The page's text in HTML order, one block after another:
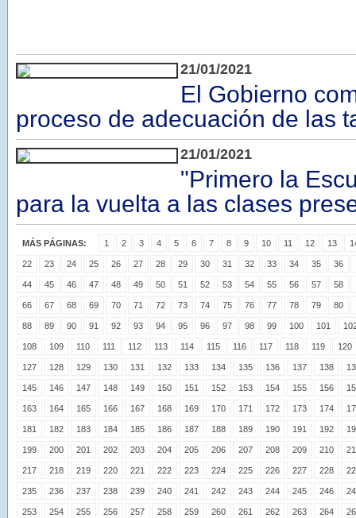
21/01/2021
El Gobierno
proceso de adecuación de las
21/01/2021
"Primero la
para la vuelta a las clases
MÁS PÁGINAS: 1 2 3 4 5 6 7 8 9 10 11 12 13
22 23 24 25 26 27 28 29 30 31 32 33 34 35 36
44 45 46 47 48 49 50 51 52 53 54 55 56 57 58
66 67 68 69 70 71 72 73 74 75 76 77 78 79 80
88 89 90 91 92 93 94 95 96 97 98 99 100 101
108 109 110 111 112 113 114 115 116 117 118 119 120
127 128 129 130 131 132 133 134 135 136 137 138
145 146 147 148 149 150 151 152 153 154 155 156
163 164 165 166 167 168 169 170 171 172 173 174
181 182 183 184 185 186 187 188 189 190 191 192
199 200 201 202 203 204 205 206 207 208 209 210
217 218 219 220 221 222 223 224 225 226 227 228
235 236 237 238 239 240 241 242 243 244 245 246
253 254 255 256 257 258 259 260 261 262 263 264